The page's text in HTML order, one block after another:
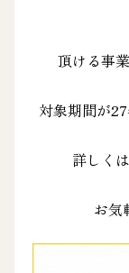
頂ける事
対象期間が
詳しく
お気